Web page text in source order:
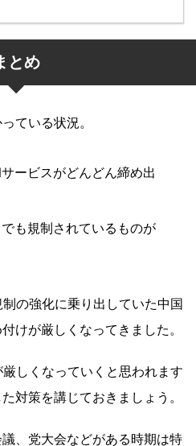
とめ
ている状況。
ービスがどんどん締め出
も規制されているものが
の強化に乗り出していた中国
けが厳しくなってきました。
しくなっていくと思われます
対策を講じておきましょう。
、党大会などがある時期は特